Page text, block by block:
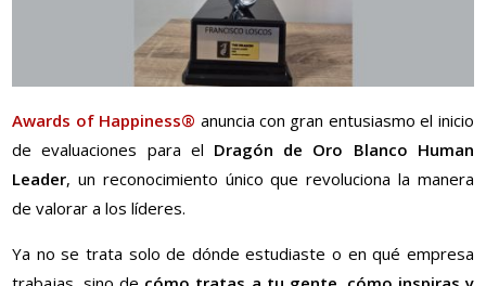
Awards of Happiness® anuncia con gran entusiasmo el inicio
de evaluaciones para el Dragón de Oro Blanco Human
Leader, un reconocimiento único que revoluciona la manera
de valorar a los líderes.
Ya no se trata solo de dónde estudiaste o en qué empresa